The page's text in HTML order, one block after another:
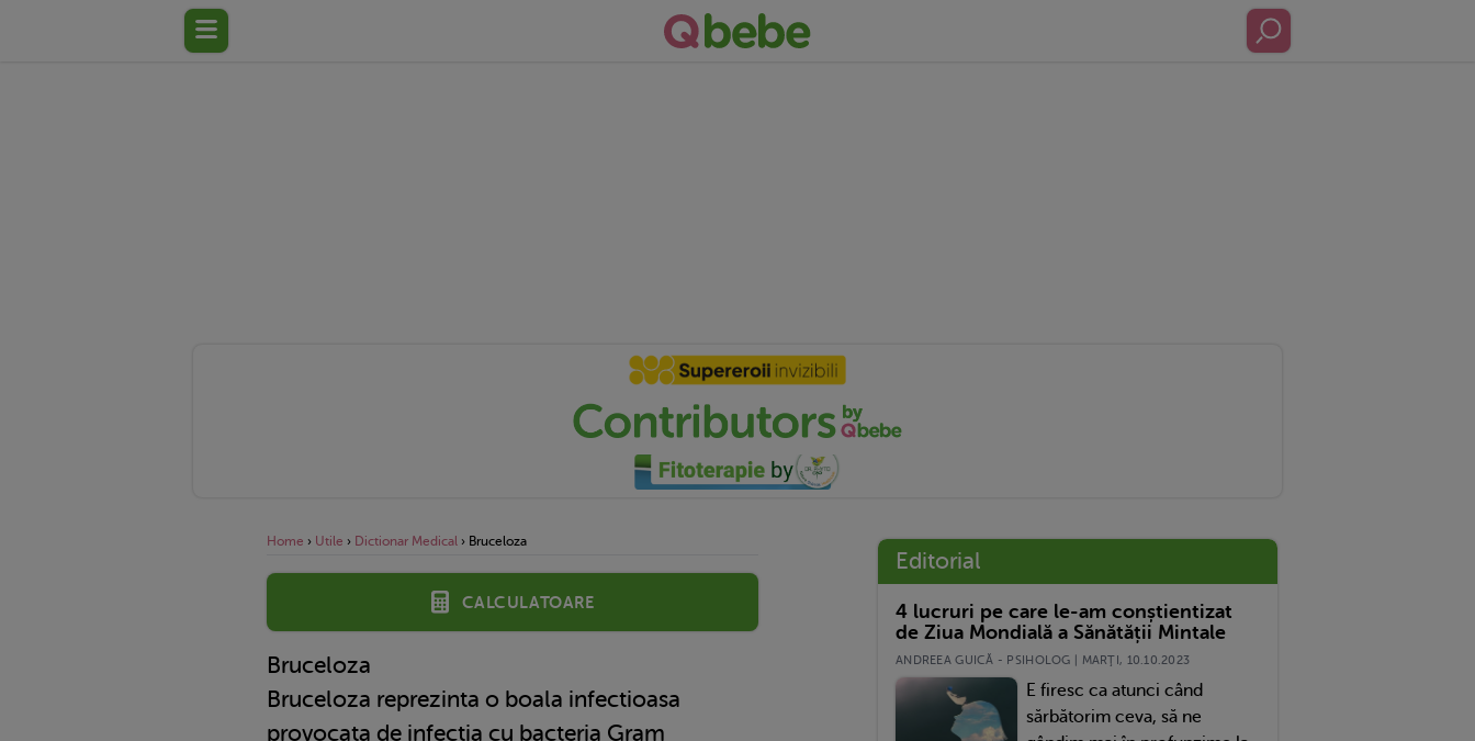
Home › Utile › Dictionar Medical › Bruceloza
Calculatoare
Bruceloza
Bruceloza reprezinta o boala infectioasa
provocata de infectia cu bacteria Gram
Editorial
4 lucruri pe care le-am conștientizat
de Ziua Mondială a Sănătății Mintale
ANDREEA GUICĂ - PSIHOLOG | MARŢI, 10.10.2023
E firesc ca atunci când
sărbătorim ceva, să ne